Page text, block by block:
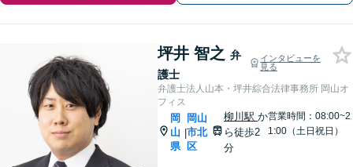
坪井 智之 弁
護士
インタビューを
見る
弁護士法人山本・坪井綜合法律事務所 岡山オ
フィス
岡
山
県
|
岡山
市北
区
柳川駅か
ら徒歩2
分
営業時間：08:00~2
1:00（土日祝日）